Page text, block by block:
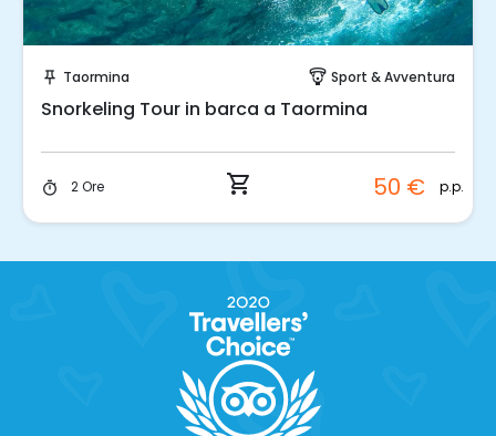
push_pin Taormina paragliding Sport & Avventura
Snorkeling Tour in barca a Taormina
timer 2 Ore shopping_cart 50 € p.p.